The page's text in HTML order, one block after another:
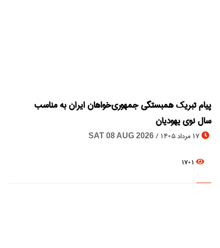
پیام تبریک همبستگی جمهوری‌خواهان ایران به مناسب
سال نوی یهودیان
17 مرداد 1405 / SAT 08 AUG 2026
1701